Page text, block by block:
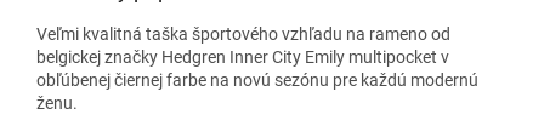
Veľmi kvalitná taška športového vzhľadu na rameno od
belgickej značky Hedgren Inner City Emily multipocket v
obľúbenej čiernej farbe na novú sezónu pre každú modernú
ženu.